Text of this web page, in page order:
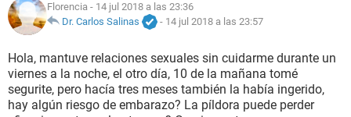
NUTRICIÓN
BIENESTAR
SEXUALIDAD
Florencia - 14 jul 2018 a las 23:36
Dr. Carlos Salinas
- 14 jul 2018 a las 23:57
Hola, mantuve relaciones sexuales sin cuidarme durante un
viernes a la noche, el otro día, 10 de la mañana tomé
segurite, pero hacía tres meses también la había ingerido,
hay algún riesgo de embarazo? La píldora puede perder